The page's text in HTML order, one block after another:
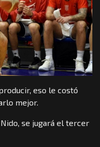
eso le costó
mejor.
se jugará el tercer